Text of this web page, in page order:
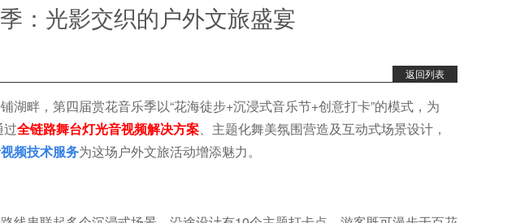
：光影交织的户外文旅盛宴
返回列表
湖畔，第四届赏花音乐季以“花海徒步+沉浸式音乐节+创意打卡”的模式，为
过全链路舞台灯光音视频解决方案、主题化舞美氛围营造及互动式场景设计，
频技术服务为这场户外文旅活动增添魅力。